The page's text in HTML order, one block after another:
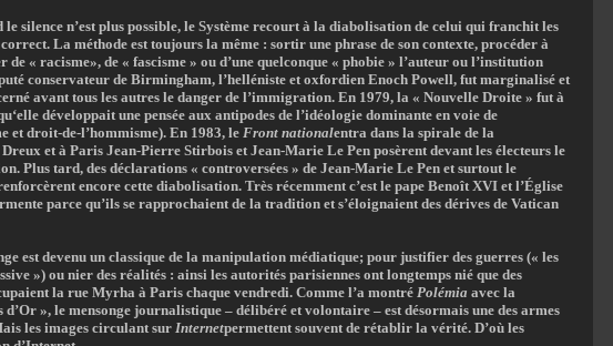
le silence n’est plus possible, le Système recourt à la diabolisation de celui qui franchit les
La méthode est toujours la même : sortir une phrase de son contexte, procéder à
de « racisme», de « fascisme » ou d’une quelconque « phobie » l’auteur ou l’institution
conservateur de Birmingham, l’helléniste et oxfordien Enoch Powell, fut marginalisé et
avant tous les autres le danger de l’immigration. En 1979, la « Nouvelle Droite » fut à
développait une pensée aux antipodes de l’idéologie dominante en voie de
et droit-de-l’hommisme). En 1983, le Front nationalentra dans la spirale de la
et à Paris Jean-Pierre Stirbois et Jean-Marie Le Pen posèrent devant les électeurs le
Plus tard, des déclarations « controversées » de Jean-Marie Le Pen et surtout le
encore cette diabolisation. Très récemment c’est le pape Benoît XVI et l’Église
parce qu’ils se rapprochaient de la tradition et s’éloignaient des dérives de Vatican
est devenu un classique de la manipulation médiatique; pour justifier des guerres (« les
») ou nier des réalités : ainsi les autorités parisiennes ont longtemps nié que des
la rue Myrha à Paris chaque vendredi. Comme l’a montré Polémia avec la
d’Or », le mensonge journalistique – délibéré et volontaire – est désormais une des armes
les images circulant sur Internetpermettent souvent de rétablir la vérité. D’où les